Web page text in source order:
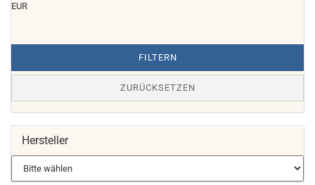
EUR
FILTERN
ZURÜCKSETZEN
Hersteller